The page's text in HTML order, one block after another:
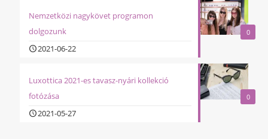
0
Nemzetközi nagykövet programon
dolgozunk
2021-06-22
0
Luxottica 2021-es tavasz-nyári kollekció
fotózása
2021-05-27